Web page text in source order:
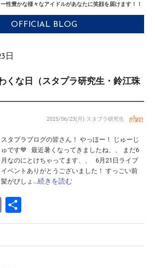
性豊かな様々なアイドルがあなたに笑顔を届けます！！
OFFICIAL BLOG
日
くな日（スタプラ研究生・鈴江珠
2025/06/23(月) スタプラ研究生
スタプラブログの皆さん！ やっほー！ じゅーじ
ゅです💙 最近暑くなってきましたね、、 まだ6
月なのにとけちゃってます、、 6月21日ライブ
イベントありがとうございました！ すっごい前
髪がびしょ …続きを読む
Email
有